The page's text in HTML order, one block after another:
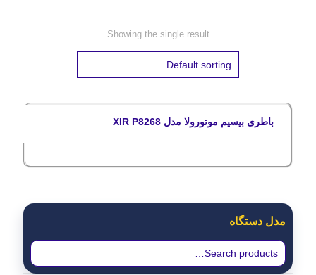
Showing the single result
باطری بیسیم موتورولا مدل XIR P8268
مدل دستگاه